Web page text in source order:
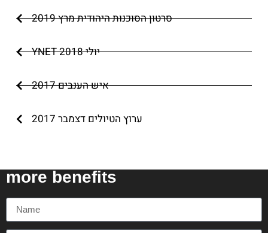
סרטון הסוכנות היהודית מרץ 2019
YNET יולי 2018
איש הענבים 2017
ערוץ הטיולים דצמבר 2017
more benefits